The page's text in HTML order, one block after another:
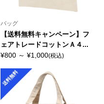
バッグ
【送料無料キャンペーン】フ
ェアトレードコットンＡ４...
¥800 ～ ¥1,000(税込)
送料無料